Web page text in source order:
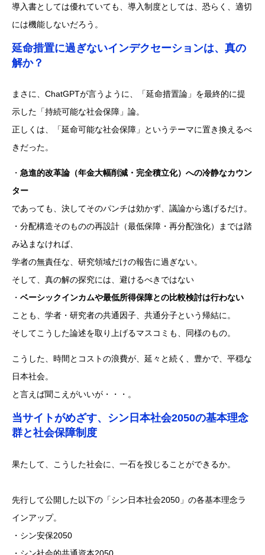
導入書としては優れていても、導入制度としては、恐らく、適切
には機能しないだろう。
延命措置に過ぎないインデクセーションは、真の
解か？
まさに、ChatGPTが言うように、「延命措置論」を最終的に提
示した「持続可能な社会保障」論。
正しくは、「延命可能な社会保障」というテーマに置き換えるべ
きだった。
・ 急進的改革論（年金大幅削減・完全積立化）への冷静なカウン
ター
であっても、決してそのパンチは効かず、議論から逃げるだけ。
・分配構造そのものの再設計（最低保障・再分配強化）までは踏
み込まなければ、
学者の無責任な、研究領域だけの報告に過ぎない。
そして、真の解の探究には、避けるべきではない
・ ベーシックインカムや最低所得保障との比較検討は行わない
ことも、学者・研究者の共通因子、共通分子という帰結に。
そしてこうした論述を取り上げるマスコミも、同様のもの。
こうした、時間とコストの浪費が、延々と続く、豊かで、平穏な
日本社会。
と言えば聞こえがいいが・・・。
当サイトがめざす、シン日本社会2050の基本理念
群と社会保障制度
果たして、こうした社会に、一石を投じることができるか。
先行して公開した以下の「シン日本社会2050」の各基本理念ラ
インアップ。
・シン安保2050
・シン社会的共通資本2050